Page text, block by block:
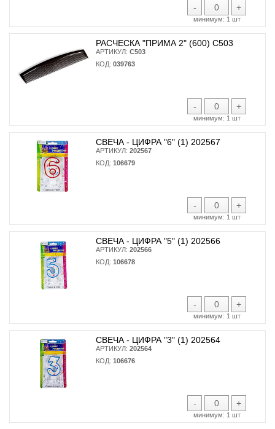
- +
минимум: 1 шт
РАСЧЕСКА "ПРИМА 2" (600) С503
АРТИКУЛ: С503
КОД: 039763
- +
минимум: 1 шт
СВЕЧА - ЦИФРА "6" (1) 202567
АРТИКУЛ: 202567
КОД: 106679
- +
минимум: 1 шт
СВЕЧА - ЦИФРА "5" (1) 202566
АРТИКУЛ: 202566
КОД: 106678
- +
минимум: 1 шт
СВЕЧА - ЦИФРА "3" (1) 202564
АРТИКУЛ: 202564
КОД: 106676
- +
минимум: 1 шт